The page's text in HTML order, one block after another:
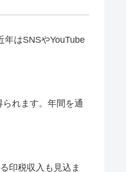
年はSNSやYouTube
れます。年間を通
印税収入も見込ま